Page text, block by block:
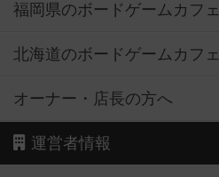
福岡県のボードゲームカフェ
北海道のボードゲームカフェ
オーナー・店長の方へ
運営者情報